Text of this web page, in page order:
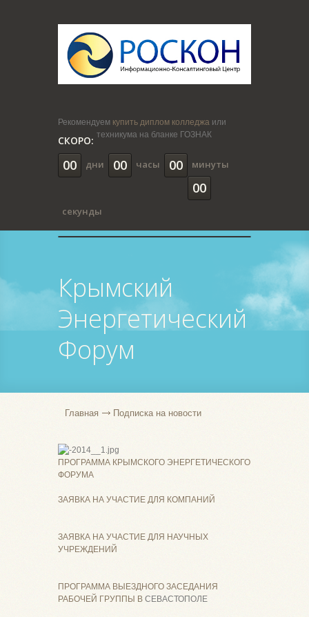
Рекомендуем купить диплом колледжа или
техникума на бланке ГОЗНАК
СКОРО:
00 дни 00 часы 00 минуты
00
секунды
Крымский
Энергетический
Форум
Главная Подписка на новости
ПРОГРАММА КРЫМСКОГО ЭНЕРГЕТИЧЕСКОГО
ФОРУМА
ЗАЯВКА НА УЧАСТИЕ ДЛЯ КОМПАНИЙ
ЗАЯВКА НА УЧАСТИЕ ДЛЯ НАУЧНЫХ
УЧРЕЖДЕНИЙ
ПРОГРАММА ВЫЕЗДНОГО ЗАСЕДАНИЯ
РАБОЧЕЙ ГРУППЫ В СЕВАСТОПОЛЕ